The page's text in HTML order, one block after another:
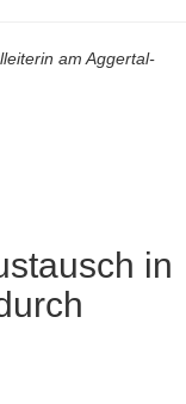
am Aggertal-
in